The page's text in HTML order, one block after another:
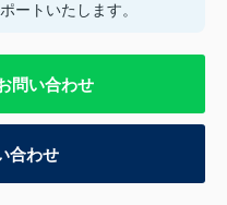
ートいたします。
問い合わせ
合わせ